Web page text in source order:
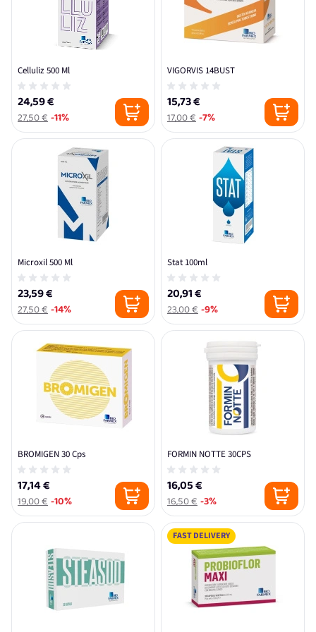
Celluliz 500 Ml
24,59 €
27,50 €-11%
VIGORVIS 14BUST
15,73 €
17,00 €-7%
Microxil 500 Ml
23,59 €
27,50 €-14%
Stat 100ml
20,91 €
23,00 €-9%
BROMIGEN 30 Cps
17,14 €
19,00 €-10%
FORMIN NOTTE 30CPS
16,05 €
16,50 €-3%
FAST DELIVERY